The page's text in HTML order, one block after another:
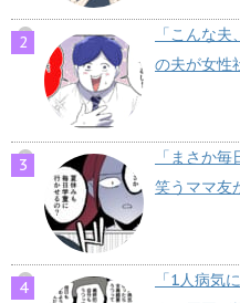
「こんな
の夫が女性
「まさか
笑うママ友
「1人病気